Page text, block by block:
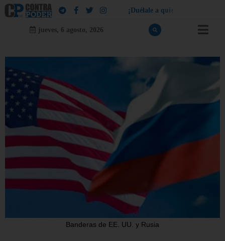
¡ Dué a e a qui e
jueves, 6 agosto, 2026
Banderas de EE. UU. y Rusia